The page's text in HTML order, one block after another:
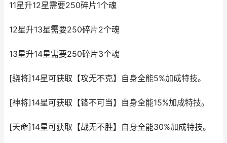
11星升12星需要250碎片1个魂
12星升13星需要250碎片2个魂
13星升14星需要250碎片3个魂
[骁将]14星可获取【攻无不克】自身全能5%加成特技。
[神将]14星可获取【锋不可当】自身全能15%加成特技。
[天命]14星可获取【战无不胜】自身全能30%加成特技。